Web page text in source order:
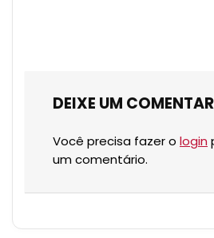
DEIXE UM
Você precisa fazer o login
um comentário.